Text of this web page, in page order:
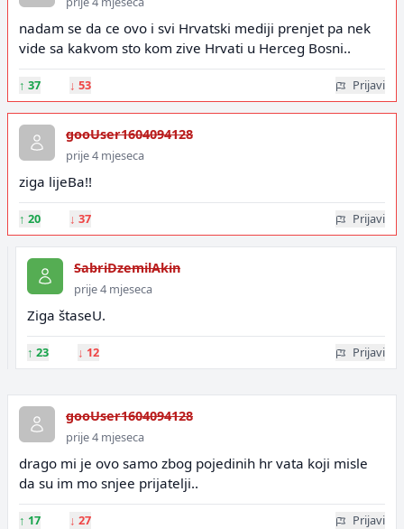
nadam se da ce ovo i svi Hrvatski mediji prenjet pa nek
vide sa kakvom sto kom zive Hrvati u Herceg Bosni..
↑ 37 ↓ 53 Prijavi
gooUser1604094128
prije 4 mjeseca
ziga lijeBa!!
↑ 20 ↓ 37 Prijavi
SabriDzemilAkin
prije 4 mjeseca
Ziga štaseU.
↑ 23 ↓ 12 Prijavi
gooUser1604094128
prije 4 mjeseca
drago mi je ovo samo zbog pojedinih hr vata koji misle
da su im mo snjee prijatelji..
↑ 17 ↓ 27 Prijavi